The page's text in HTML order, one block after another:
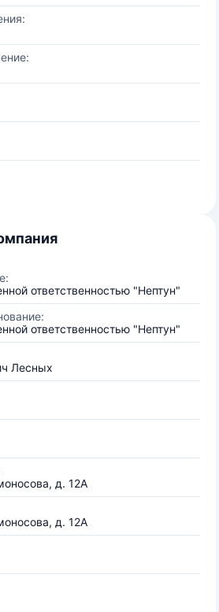
ответственностью "Нептун"
ответственностью "Нептун"
Лесных
д. 12А
д. 12А